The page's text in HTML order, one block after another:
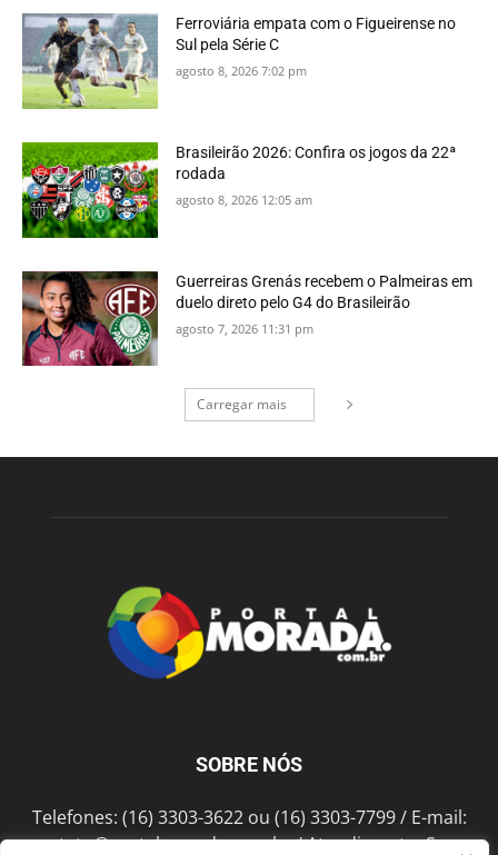
Ferroviária empata com o Figueirense no
Sul pela Série C
agosto 8, 2026 7:02 pm
Brasileirão 2026: Confira os jogos da 22ª
rodada
agosto 8, 2026 12:05 am
Guerreiras Grenás recebem o Palmeiras em
duelo direto pelo G4 do Brasileirão
agosto 7, 2026 11:31 pm
Carregar mais
SOBRE NÓS
Telefones: (16) 3303-3622 ou (16) 3303-7799 / E-mail:
contato@portalmorada.com.br/ Atendimento: Seg a